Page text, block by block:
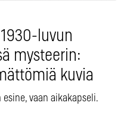
luvun
mysteerin:
kuvia
vaan aikakapseli.